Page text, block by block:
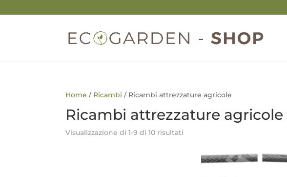
Home / Ricambi / Ricambi attrezzature agricole
Ricambi attrezzature agricole
Visualizzazione di 1-9 di 10 risultati